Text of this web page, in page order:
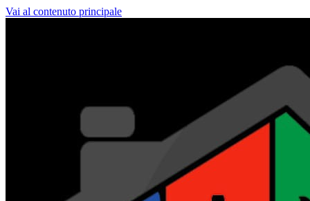
Vai al contenuto principale